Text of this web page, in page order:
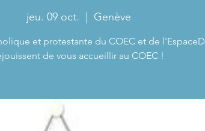
jeu. 09 oct. Genève
et protestante du COEC et de
de vous accueillir au COEC !